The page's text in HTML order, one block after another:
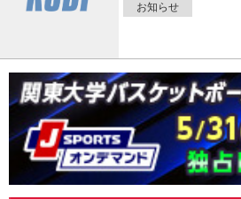
お知らせ